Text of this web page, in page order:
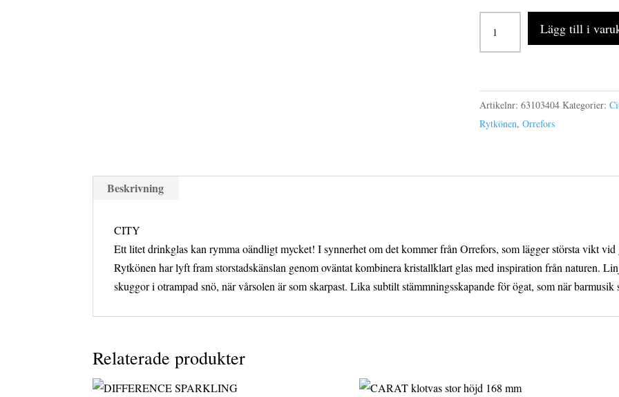
pack
fashioned
25
cl
Lägg till i
Artikelnr: 63103404 Kategorier:
Rytkönen, Orrefors
Beskrivning
CITY
Ett litet drinkglas kan rymma oändligt mycket! I synnerhet om det kommer från Orrefors, som lägger största vikt vid
Rytkönen har lyft fram storstadskänslan genom oväntat kombinera kristallklart glas med inspiration från naturen.
skuggor i otrampad snö, när vårsolen är som skarpast. Lika subtilt stämmningsskapande för ögat, som när
Relaterade produkter